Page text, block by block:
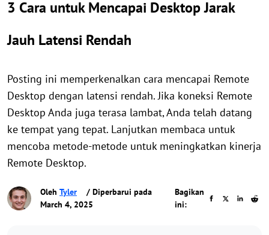
3 Cara untuk Mencapai Desktop Jarak
Jauh Latensi Rendah
Posting ini memperkenalkan cara mencapai Remote
Desktop dengan latensi rendah. Jika koneksi Remote
Desktop Anda juga terasa lambat, Anda telah datang
ke tempat yang tepat. Lanjutkan membaca untuk
mencoba metode-metode untuk meningkatkan kinerja
Remote Desktop.
Oleh Tyler
/ Diperbarui pada
March 4, 2025
Bagikan
ini: